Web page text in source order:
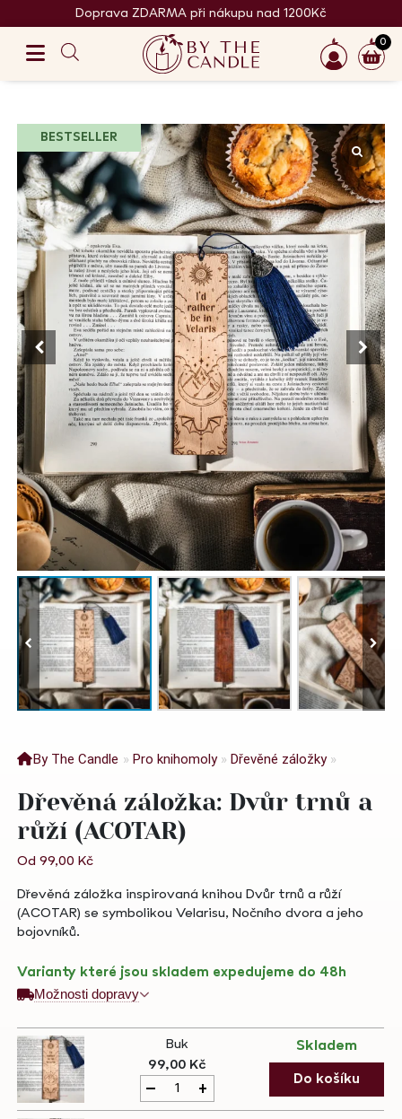
Doprava ZDARMA při nákupu nad 1200Kč
0
BESTSELLER
By The Candle » Pro knihomoly » Dřevěné záložky »
Dřevěná záložka: Dvůr trnů a
růží (ACOTAR)
Od99,00 Kč
Dřevěná záložka inspirovaná knihou Dvůr trnů a růží
(ACOTAR) se symbolikou Velarisu, Nočního dvora a jeho
bojovníků.
Varianty které jsou skladem expedujeme do 48h
Možnosti dopravy
Buk
99,00 Kč
Dřevěná
záložka:
+
Skladem
Do košíku